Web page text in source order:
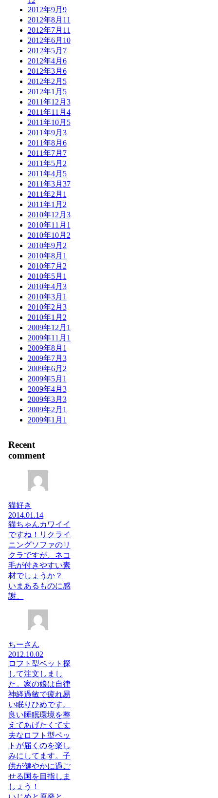
2012年9月 9
2012年8月 11
2012年7月 11
2012年6月 10
2012年5月 7
2012年4月 6
2012年3月 6
2012年2月 5
2012年1月 5
2011年12月 3
2011年11月 4
2011年10月 5
2011年9月 3
2011年8月 6
2011年7月 7
2011年5月 2
2011年4月 5
2011年3月 37
2011年2月 1
2011年1月 2
2010年12月 3
2010年11月 1
2010年10月 2
2010年9月 2
2010年8月 1
2010年7月 2
2010年5月 1
2010年4月 3
2010年3月 1
2010年2月 3
2010年1月 2
2009年12月 1
2009年11月 1
2009年8月 1
2009年7月 3
2009年6月 2
2009年5月 1
2009年4月 3
2009年3月 3
2009年2月 1
2009年1月 1
Recent
comment
猫好き
2014.01.14
猫ちゃんカワイイ
ですね！リクライ
ニングソファのリ
クラですが、ネコ
毛が付きやすい素
材でしょうか？
いまあるものに感
謝。
ちーさん
2012.10.02
ロフト型ベット探
して注文しまし
た。家の娘は自律
神経過敏で疲れ易
い眠りひめです。
良い睡眠環境を整
えてあげたくて丈
夫なロフト型ベッ
トが届くのを楽し
みにしてます。子
供が健やかに過ご
せる国を目指しま
しょう！